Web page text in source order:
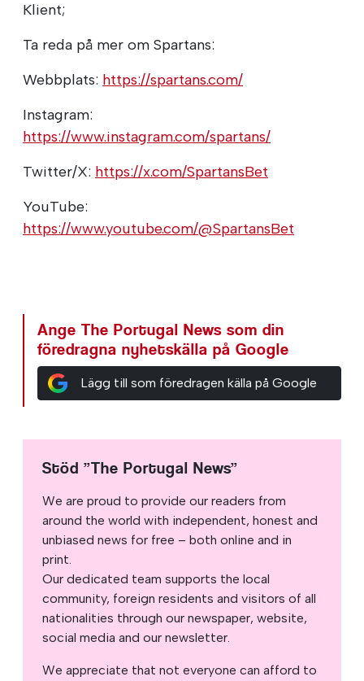
Klient;
Ta reda på mer om Spartans:
Webbplats: https://spartans.com/
Instagram:
https://www.instagram.com/spartans/
Twitter/X: https://x.com/SpartansBet
YouTube:
https://www.youtube.com/@SpartansBet
Ange The Portugal News som din
föredragna nyhetskälla på Google
Lägg till som föredragen källa på Google
Stöd ”The Portugal News”
We are proud to provide our readers from
around the world with independent, honest and
unbiased news for free – both online and in
print.
Our dedicated team supports the local
community, foreign residents and visitors of all
nationalities through our newspaper, website,
social media and our newsletter.
We appreciate that not everyone can afford to